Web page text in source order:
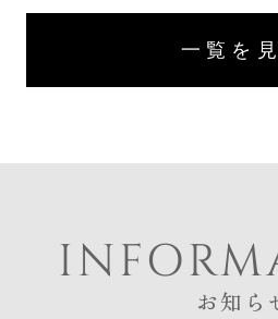
一覧を
お知ら